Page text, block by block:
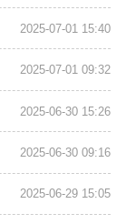
2025-07-01 15:40
2025-07-01 09:32
2025-06-30 15:26
2025-06-30 09:16
2025-06-29 15:05